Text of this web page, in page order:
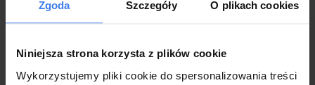
Zgoda Szczegóły O plikach cookies
Niniejsza strona korzysta z plików cookie
Wykorzystujemy pliki cookie do spersonalizowania treści